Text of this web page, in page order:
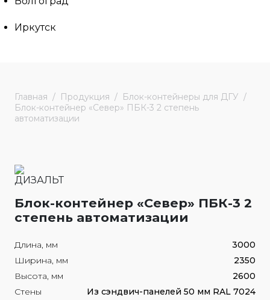
Иркутск
Главная Продукция
Блок-контейнеры для ДГУ
Блок-контейнер «Север» ПБК-3 2 степень
автоматизации
Блок-контейнер «Север» ПБК-3 2
степень автоматизации
Длина, мм
3000
Ширина, мм
2350
Высота, мм
2600
Стены
Из сэндвич-панелей 50 мм RAL 7024